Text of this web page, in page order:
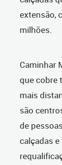
extensão,
milhões.
Caminhar
que cobre
mais
são
de
calçadas